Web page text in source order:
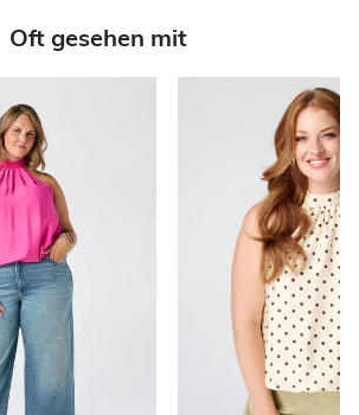
Oft gesehen mit